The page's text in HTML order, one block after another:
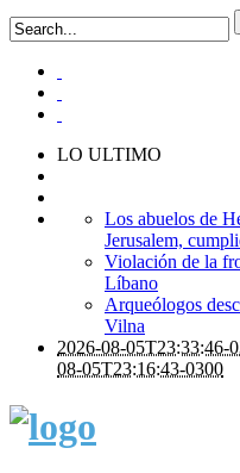
LO ULTIMO
Los abuelos de
Jerusalem,
Violación de la
Líbano
Arqueólogos
Vilna
2026-08-05T23:33:46-
08-05T23:16:43-0300